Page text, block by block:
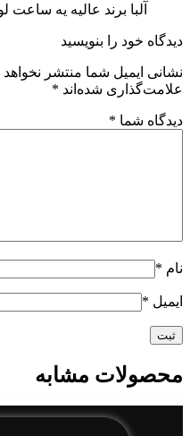
آلبا برند عالیه یه
دیدگاه خود را بنویسید
نشانی ایمیل شما منتشر
علامت‌گذاری شده‌اند *
دیدگاه شما *
نام *
ایمیل *
محصولات مشابه